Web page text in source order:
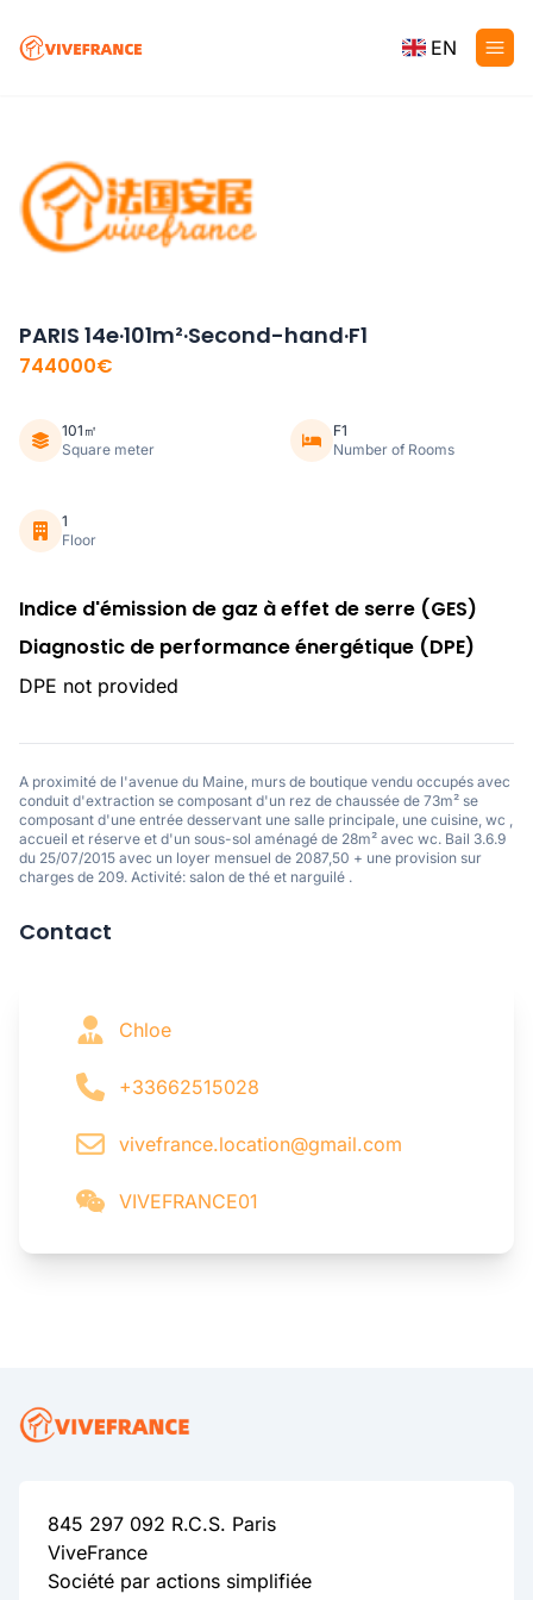
EN
PARIS 14e·101m²·Second-hand·F1
744000€
101㎡
Square meter
F1
Number of Rooms
1
Floor
Indice d'émission de gaz à effet de serre (GES)
Diagnostic de performance énergétique (DPE)
DPE not provided
A proximité de l'avenue du Maine, murs de boutique vendu occupés avec
conduit d'extraction se composant d'un rez de chaussée de 73m² se
composant d'une entrée desservant une salle principale, une cuisine, wc ,
accueil et réserve et d'un sous-sol aménagé de 28m² avec wc. Bail 3.6.9
du 25/07/2015 avec un loyer mensuel de 2087,50 + une provision sur
charges de 209. Activité: salon de thé et narguilé .
Contact
Chloe
+33662515028
vivefrance.location@gmail.com
VIVEFRANCE01
845 297 092 R.C.S. Paris
ViveFrance
Société par actions simplifiée